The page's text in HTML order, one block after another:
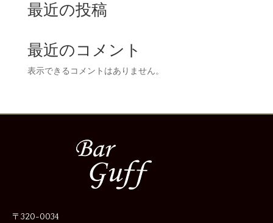
最近の投稿
最近のコメント
表示できるコメントはありません。
〒320-0034